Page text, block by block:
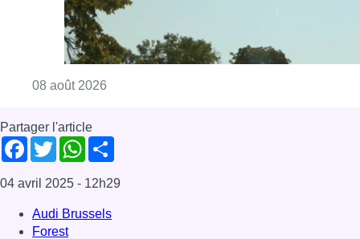
08 août 2026
Partager l'article
Facebook
TwitterWhatsApp
04 avril 2025 - 12h29
Audi Brussels
Forest